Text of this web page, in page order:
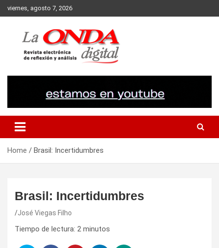
Skip
to
viernes, agosto 7, 2026
Home Brasil: Incertidumbres
Brasil: Incertidumbres
José Viegas Filho
Tiempo de lectura: 2 minutos